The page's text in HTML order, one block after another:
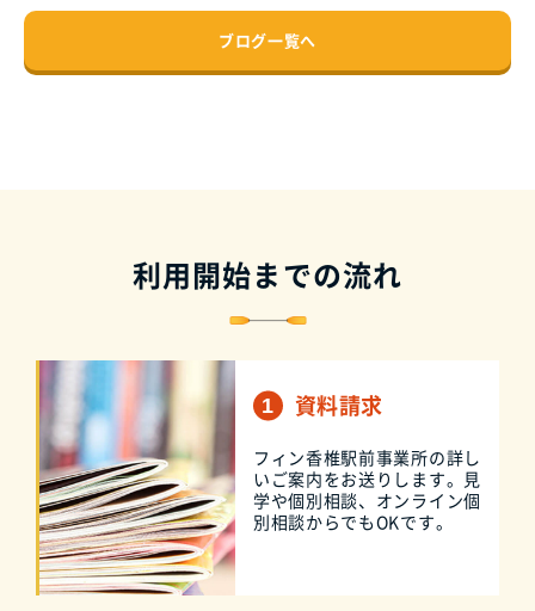
ブログ一覧へ
利用開始までの流れ
資料請求
フィン香椎駅前事業所の詳し
いご案内をお送りします。見
学や個別相談、オンライン個
別相談からでもOKです。